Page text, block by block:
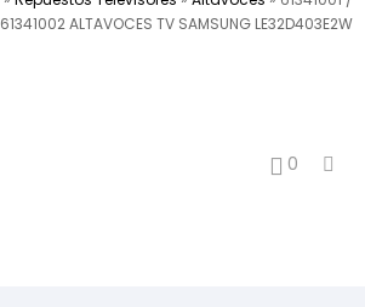
61341002 ALTAVOCES TV SAMSUNG LE32D403E2W
0